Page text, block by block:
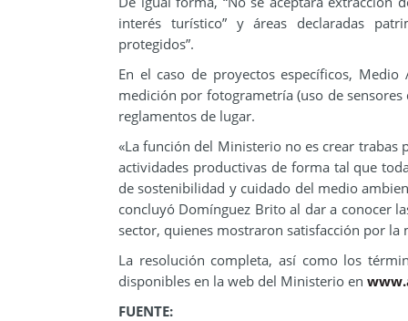
interés turístico” y áreas declaradas
protegidos”.
En el caso de proyectos específicos,
medición por fotogrametría (uso de
reglamentos de lugar.
«La función del Ministerio no es crear
actividades productivas de forma tal que
de sostenibilidad y cuidado del medio
concluyó Domínguez Brito al dar a conocer
sector, quienes mostraron satisfacción por la
La resolución completa, así como los
disponibles en la web del Ministerio en
FUENTE: